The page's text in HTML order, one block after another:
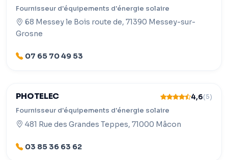
Fournisseur d'équipements d'énergie solaire
68 Messey le Bois route de, 71390 Messey-sur-
Grosne
07 65 70 49 53
PHOTELEC 4,6(5)
Fournisseur d'équipements d'énergie solaire
481 Rue des Grandes Teppes, 71000 Mâcon
03 85 36 63 62